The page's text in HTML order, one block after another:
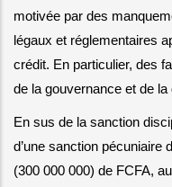
motivée par des
légaux et réglementaires
crédit. En particulier, des
de la gouvernance et de
En sus de la sanction
d’une sanction pécuniaire
(300 000 000) de FCFA,